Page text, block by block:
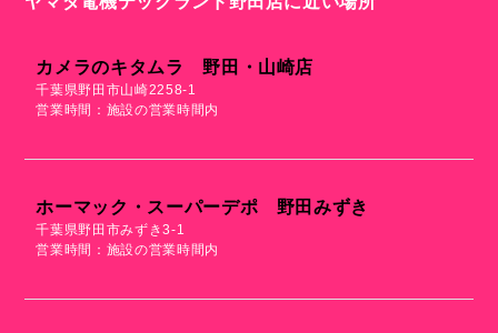
カメラのキタムラ 野田・山崎店
千葉県野田市山崎2258-1
営業時間：施設の営業時間内
ホーマック・スーパーデポ 野田みずき
千葉県野田市みずき3-1
営業時間：施設の営業時間内